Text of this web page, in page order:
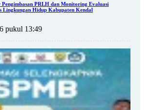
Pengimbasan PRLH dan Monitoring Evaluasi
Lingkungan Hidup Kabupaten Kendal
pukul 13:49